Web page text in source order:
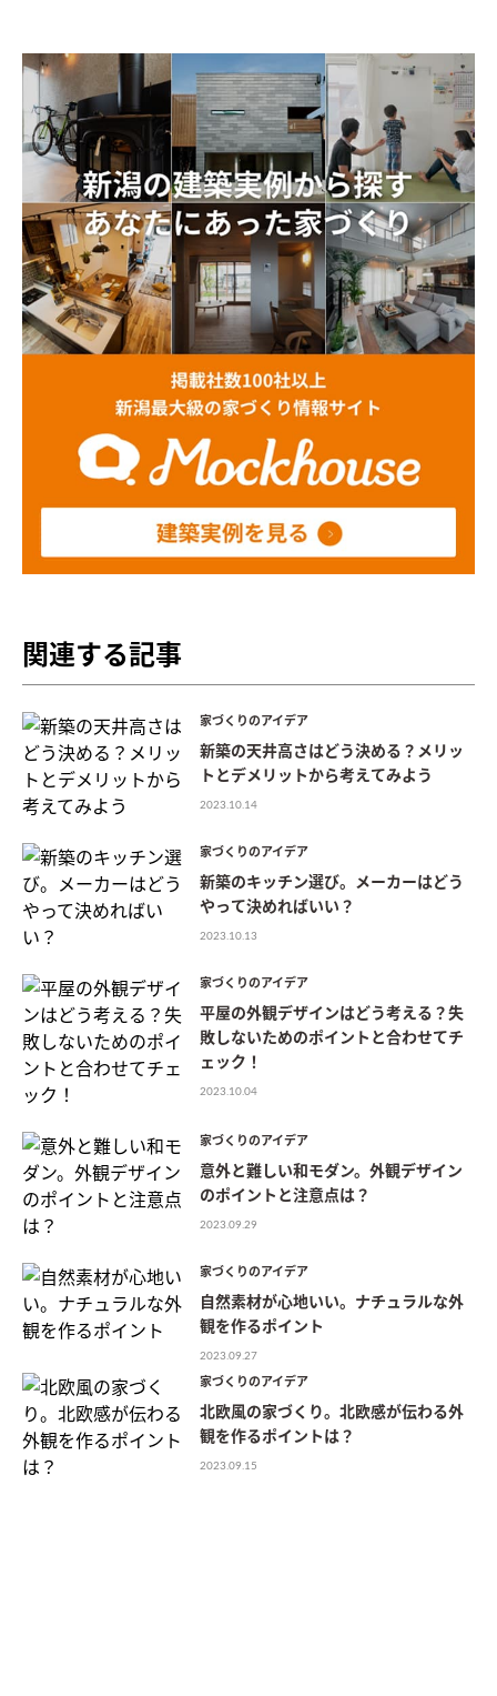
関連する記事
家づくりのアイデア
新築の天井高さはどう決める？メリッ
トとデメリットから考えてみよう
2023.10.14
家づくりのアイデア
新築のキッチン選び。メーカーはどう
やって決めればいい？
2023.10.13
家づくりのアイデア
平屋の外観デザインはどう考える？失
敗しないためのポイントと合わせてチ
ェック！
2023.10.04
家づくりのアイデア
意外と難しい和モダン。外観デザイン
のポイントと注意点は？
2023.09.29
家づくりのアイデア
自然素材が心地いい。ナチュラルな外
観を作るポイント
2023.09.27
家づくりのアイデア
北欧風の家づくり。北欧感が伝わる外
観を作るポイントは？
2023.09.15